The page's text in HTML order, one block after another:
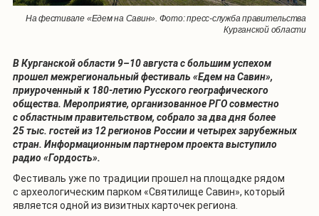
На фестивале «Едем на Савин». Фото: пресс-служба правительства
Курганской области
В Курганской области 9–10 августа с большим успехом
прошел межрегиональный фестиваль «Едем на Савин»,
приуроченный к 180-летию Русского географического
общества. Мероприятие, организованное РГО совместно
с областным правительством, собрало за два дня более
25 тыс. гостей из 12 регионов России и четырех зарубежных
стран. Информационным партнером проекта выступило
радио «Гордость».
Фестиваль уже по традиции прошел на площадке рядом
с археологическим парком «Святилище Савин», который
является одной из визитных карточек региона.